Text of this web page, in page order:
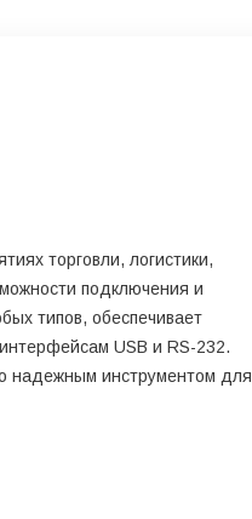
торговли, логистики,
подключения и
типов, обеспечивает
USB и RS-232.
надежным инструментом для